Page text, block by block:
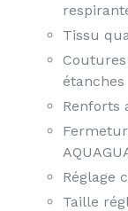
Tissu
étanches
Renforts
Réglage
Taille